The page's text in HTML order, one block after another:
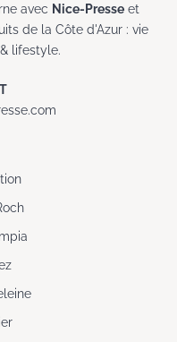
avec Nice-Presse et
de la Côte d'Azur : vie
lifestyle.